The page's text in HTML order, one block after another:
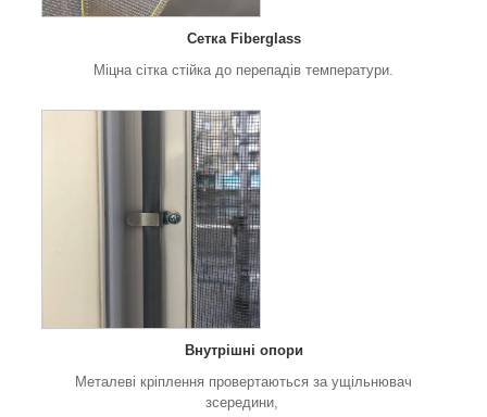
Сетка Fiberglass
Міцна сітка стійка до перепадів температури.
Внутрішні опори
Металеві кріплення провертаються за ущільнювач
зсередини,